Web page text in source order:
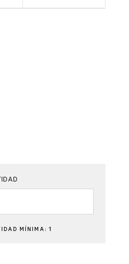
MÍNIMA: 1